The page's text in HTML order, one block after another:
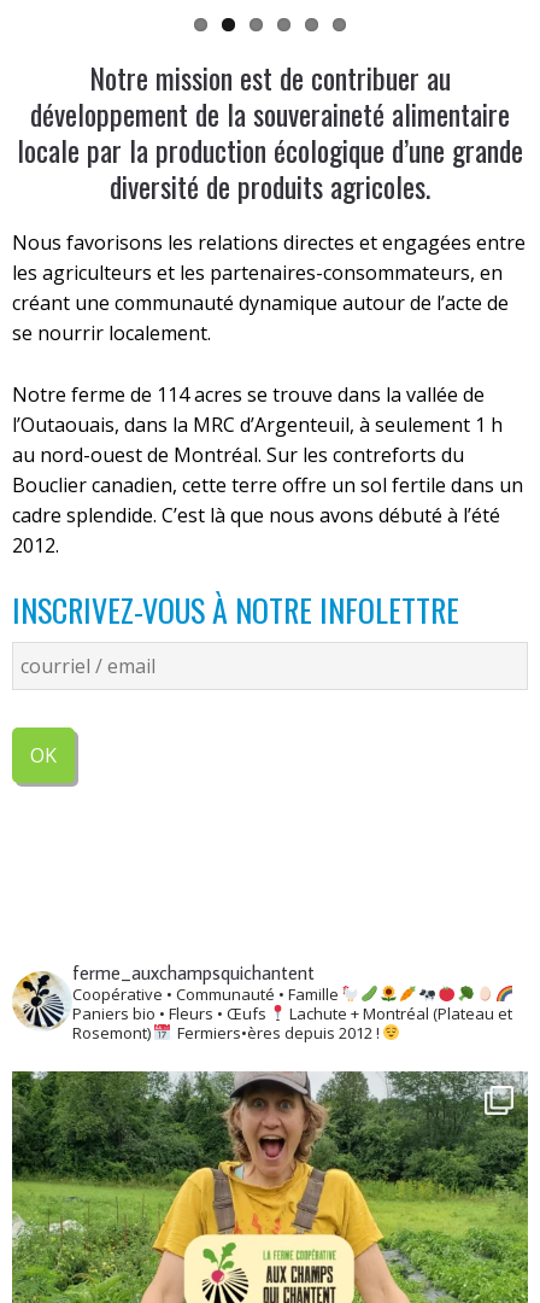
Notre mission est de contribuer au
développement de la souveraineté alimentaire
locale par la production écologique d’une grande
diversité de produits agricoles.
Nous favorisons les relations directes et engagées entre
les agriculteurs et les partenaires-consommateurs, en
créant une communauté dynamique autour de l’acte de
se nourrir localement.
Notre ferme de 114 acres se trouve dans la vallée de
l’Outaouais, dans la MRC d’Argenteuil, à seulement 1 h
au nord-ouest de Montréal. Sur les contreforts du
Bouclier canadien, cette terre offre un sol fertile dans un
cadre splendide. C’est là que nous avons débuté à l’été
2012.
INSCRIVEZ-VOUS À NOTRE INFOLETTRE
ferme_auxchampsquichantent
Coopérative • Communauté • Famille
Paniers bio • Fleurs • Œufs
Lachute + Montréal (Plateau et
Rosemont)
Fermiers•ères depuis 2012 !